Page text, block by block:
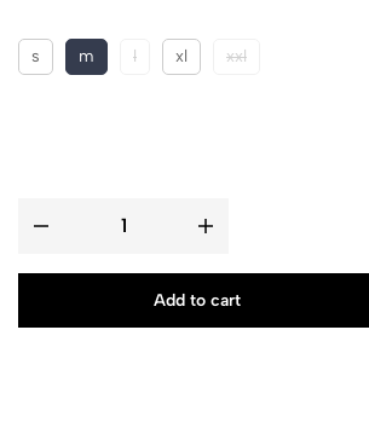
s m l xl xxl
Add to cart